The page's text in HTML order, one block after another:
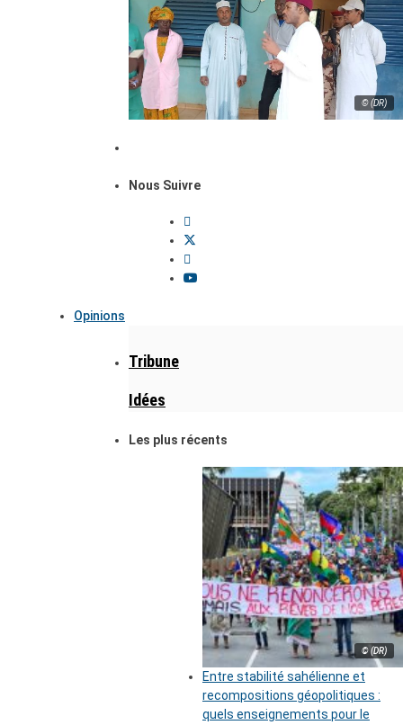
© (DR)
Nous Suivre
Opinions
Tribune
Idées
Les plus récents
© (DR)
Entre stabilité sahélienne et
recompositions géopolitiques :
quels enseignements pour le